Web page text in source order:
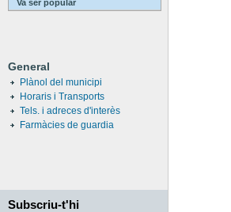
Va ser popular
General
Plànol del municipi
Horaris i Transports
Tels. i adreces d'interès
Farmàcies de guardia
Subscriu-t'hi